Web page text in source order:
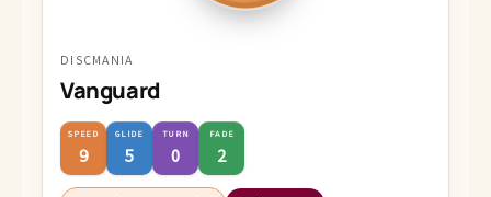
DISCMANIA
Vanguard
SPEED
9
GLIDE
5
TURN
0
FADE
2